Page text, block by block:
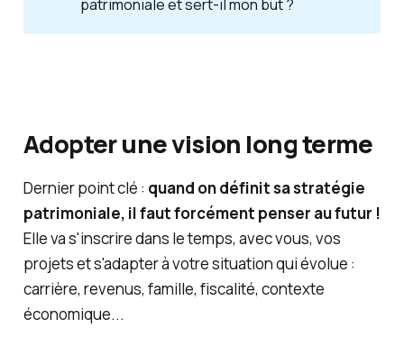
patrimoniale et sert-il mon but ?
Adopter une vision long terme
Dernier point clé : quand on définit sa stratégie
patrimoniale, il faut forcément penser au futur !
Elle va s'inscrire dans le temps, avec vous, vos
projets et s'adapter à votre situation qui évolue :
carrière, revenus, famille, fiscalité, contexte
économique...